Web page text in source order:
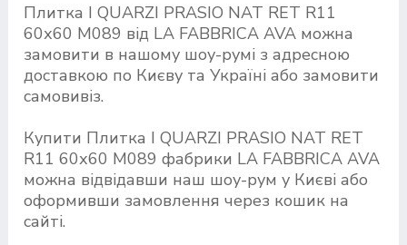
Плитка I QUARZI PRASIO NAT RET R11
60х60 M089 від LA FABBRICA AVA можна
замовити в нашому шоу-румі з адресною
доставкою по Києву та Україні або замовити
самовивіз.
Купити Плитка I QUARZI PRASIO NAT RET
R11 60х60 M089 фабрики LA FABBRICA AVA
можна відвідавши наш шоу-рум у Києві або
оформивши замовлення через кошик на
сайті.